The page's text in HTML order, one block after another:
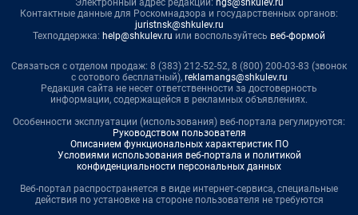
Электронный адрес редакции: ngs@shkulev.ru
Контактные данные для Роскомнадзора и государственных органов:
juristnsk@shkulev.ru
Техподдержка: help@shkulev.ru или воспользуйтесь веб-формой
Связаться с отделом продаж: 8 (383) 212-52-52, 8 (800) 200-03-83 (звонок
с сотового бесплатный), reklamangs@shkulev.ru
Редакция сайта не несет ответственности за достоверность
информации, содержащейся в рекламных объявлениях.
Особенности эксплуатации (использования) веб-портала регулируются:
Руководством пользователя
Описанием функциональных характеристик ПО
Условиями использования веб-портала и политикой
конфиденциальности персональных данных
Веб-портал распространяется в виде интернет-сервиса, специальные
действия по установке на стороне пользователя не требуются